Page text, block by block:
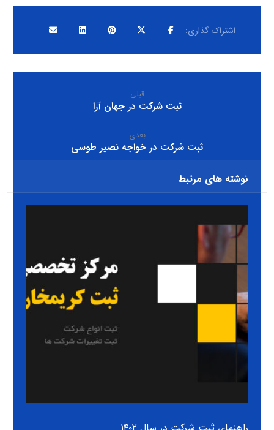
قبلی
ثبت شرکت در جهان آرا
بعدی
ثبت شرکت در خواجه نصیر طوسی
نوشته های مرتبط